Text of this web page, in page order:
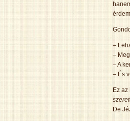
–
–
– A
– És
Ez
De